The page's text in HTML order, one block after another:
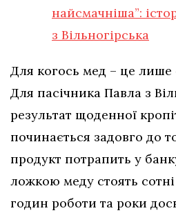
найсмачніша”:
з Вільногірська
Для когось мед – це лише
Для пасічника Павла з
результат щоденної
починається задовго до
продукт потрапить у
ложкою меду стоять
годин роботи та роки